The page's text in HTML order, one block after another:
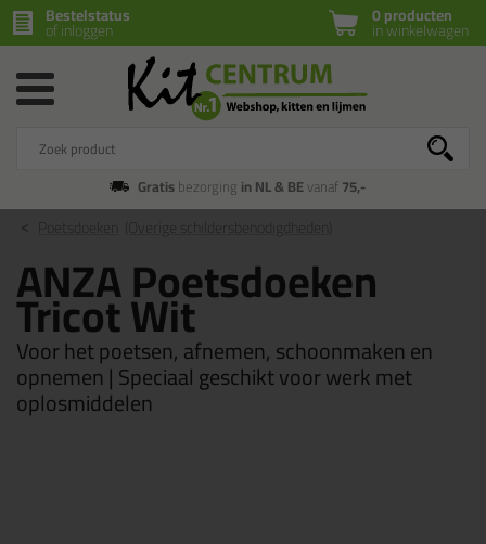
0 producten
in winkelwagen
Bestelstatus
of inloggen
Gratisbezorging in NL & BEvanaf75,-
ANZA Poetsdoeken
Tricot Wit
Voor het poetsen, afnemen, schoonmaken en
opnemen | Speciaal geschikt voor werk met
oplosmiddelen